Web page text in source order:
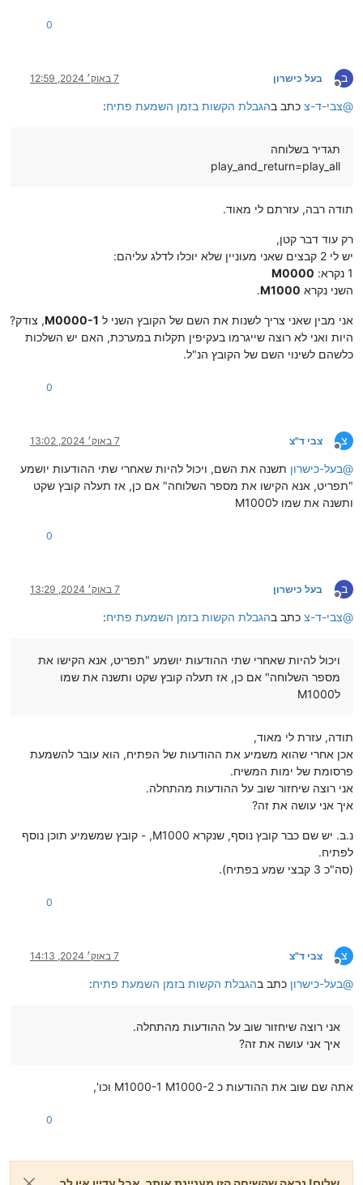
0
ב
מנותק
בעל כישרון 7 באוק׳ 2024, 12:59
@צבי-ד-צ כתב בהגבלת הקשות בזמן השמעת פתיח:
תגדיר בשלוחה
play_and_return=play_all
תודה רבה, עזרתם לי מאוד.
רק עוד דבר קטן,
יש לי 2 קבצים שאני מעוניין שלא יוכלו לדלג עליהם:
1 נקרא:
M0000
השני נקרא M1000
.
אני מבין שאני צריך לשנות את השם של הקובץ השני ל M0000-1, צודק?
היות ואני לא רוצה שייגרמו בעקיפין תקלות במערכת, האם יש השלכות
כלשהם לשינוי השם של הקובץ הנ"ל.
0
צ
מנותק
צבי ד"צ 7 באוק׳ 2024, 13:02
@בעל-כישרון תשנה את השם, ויכול להיות שאחרי שתי ההודעות יושמע
"תפריט, אנא הקישו את מספר השלוחה" אם כן, אז תעלה קובץ שקט
ותשנה את שמו לM1000
0
ב
מנותק
בעל כישרון 7 באוק׳ 2024, 13:29
@צבי-ד-צ כתב בהגבלת הקשות בזמן השמעת פתיח:
ויכול להיות שאחרי שתי ההודעות יושמע "תפריט, אנא הקישו את
מספר השלוחה" אם כן, אז תעלה קובץ שקט ותשנה את שמו
לM1000
תודה, עזרת לי מאוד,
אכן אחרי שהוא משמיע את ההודעות של הפתיח, הוא עובר להשמעת
פרסומת של ימות המשיח.
אני רוצה שיחזור שוב על ההודעות מהתחלה.
איך אני עושה את זה?
נ.ב. יש שם כבר קובץ נוסף, שנקרא M1000, - קובץ שמשמיע תוכן נוסף
לפתיח.
(סה"כ 3 קבצי שמע בפתיח).
0
צ
מנותק
צבי ד"צ 7 באוק׳ 2024, 14:13
@בעל-כישרון כתב בהגבלת הקשות בזמן השמעת פתיח:
אני רוצה שיחזור שוב על ההודעות מהתחלה.
איך אני עושה את זה?
אתה שם שוב את ההודעות כ M1000-1 M1000-2 וכו',
0